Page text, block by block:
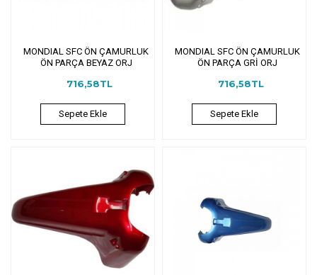
MONDIAL SFC ÖN ÇAMURLUK
ÖN PARÇA BEYAZ ORJ
716,58TL
Sepete Ekle
MONDIAL SFC ÖN ÇAMURLUK
ÖN PARÇA GRİ ORJ
716,58TL
Sepete Ekle